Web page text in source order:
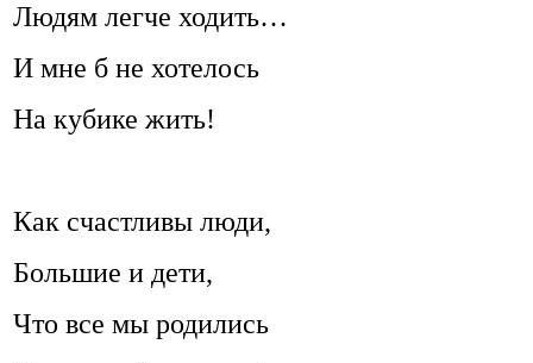
Людям легче ходить…
И мне б не хотелось
На кубике жить!
Как счастливы люди,
Большие и дети,
Что все мы родились